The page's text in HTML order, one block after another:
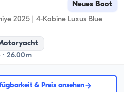
Neues Boot
2025 | 4-Kabine Luxus Blue
· 26.00m
& Preis ansehen